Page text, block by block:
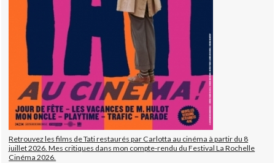
Retrouvez les films de Tati restaurés par Carlotta au cinéma à partir du 8
juillet 2026. Mes critiques dans mon compte-rendu du Festival La Rochelle
Cinéma 2026.